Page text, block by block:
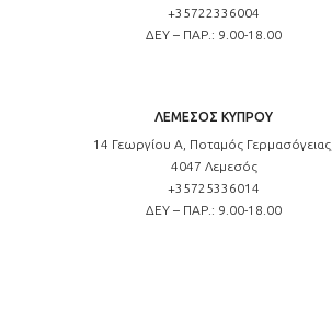
+35722336004
ΔΕΥ – ΠΑΡ.: 9.00-18.00
ΛΕΜΕΣΟΣ ΚΥΠΡΟΥ
14 Γεωργίου Α, Ποταμός Γερμασόγειας,
4047 Λεμεσός
+35725336014
ΔΕΥ – ΠΑΡ.: 9.00-18.00